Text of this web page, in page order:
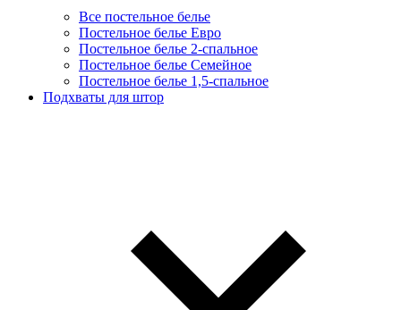
Все постельное белье
Постельное белье Евро
Постельное белье 2-спальное
Постельное белье Семейное
Постельное белье 1,5-спальное
Подхваты для штор